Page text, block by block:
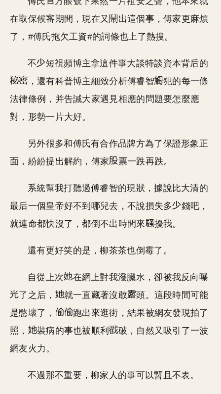
在取保候審期間，現在又鬧出這個事，傅家更麻煩
了，#傅氏拖欠工資#的詞條也上了熱搜。
不
短視頻博主拿這件事大談特談資本背后的
，還有科普博主細致分析傅睿智
犯的每一條
法律條例，并告誡大家遇見相應的問題要怎麼應
對，形勢一片大好。
另外很多和傅氏有合作品牌方為了保證形象正
面，紛紛提出解約，傅家
票一跌再跌。
系統幫我打聽過傅睿智的現狀，據說比大清的
最后一個皇帝好不到哪兒去，不說損失多
錢吧，
就連命都快沒了，都倒不出時間來
擾我。
還有更好笑的是，柳茶茶也倒霉了。
自從上次
在網上對我潑臟水，卻被我反向曝
了之后，
就一直藏著沒敢
頭。這段時間可能
是憋壞了，
跑出來逛街，結果被網友發現拍了
照，
裝病的事也被順利
破，自然又吸引了一波
網友火力。
不過那不重要，柳家人的事可以暫且不表。